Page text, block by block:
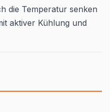
die Temperatur senken
aktiver Kühlung und